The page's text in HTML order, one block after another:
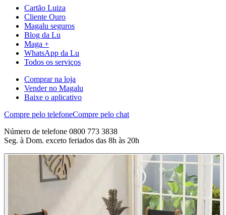
Cartão Luiza
Cliente Ouro
Magalu seguros
Blog da Lu
Maga +
WhatsApp da Lu
Todos os serviços
Comprar na loja
Vender no Magalu
Baixe o aplicativo
Compre pelo telefoneCompre pelo chat
Número de telefone 0800 773 3838
Seg. à Dom. exceto feriados das 8h às 20h